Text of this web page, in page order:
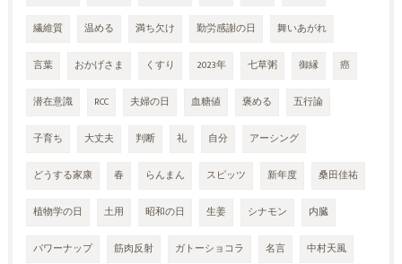
繊維質 温める 満ち欠け 勤労感謝の日 舞いあがれ
言葉 おかげさま くすり 2023年 七草粥 御縁 癌
潜在意識 RCC 夫婦の日 血糖値 褒める 五行論
子育ち 大丈夫 判断 礼 自分 アーシング
どうする家康 春 らんまん スピッツ 新年度 桑田佳祐
植物学の日 土用 昭和の日 生姜 シナモン 内臓
パワーナップ 筋肉反射 ガトーショコラ 名言 中村天風